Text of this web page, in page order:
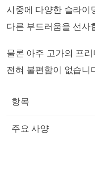
시중에 다양한 슬라이
다른 부드러움을 선사
물론 아주 고가의 프
전혀 불편함이 없습니
항목
주요 사양